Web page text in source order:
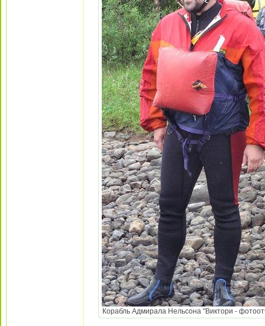
Корабль Адмирала Нельсона "Виктори -